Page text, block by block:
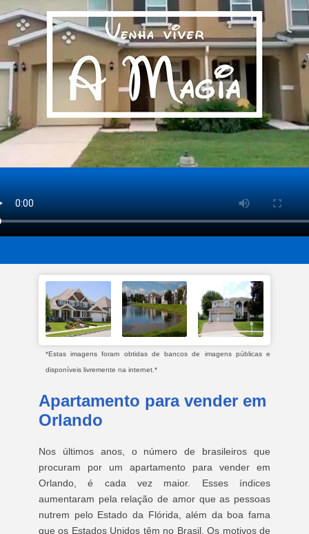
*Estas imagens foram obtidas de bancos de imagens públicas e
disponíveis livremente na internet.*
Apartamento para vender em
Orlando
Nos últimos anos, o número de brasileiros que
procuram por um apartamento para vender em
Orlando, é cada vez maior. Esses índices
aumentaram pela relação de amor que as pessoas
nutrem pelo Estado da Flórida, além da boa fama
que os Estados Unidos têm no Brasil. Os motivos de